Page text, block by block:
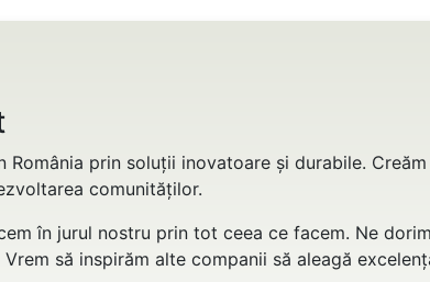
România prin soluții inovatoare și durabile.
comunităților.
în jurul nostru prin tot ceea ce facem. Ne
să inspirăm alte companii să aleagă